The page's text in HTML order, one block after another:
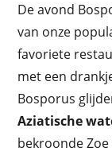
De avond
van onze
favoriete
met een
Bosporus
Aziatische
bekroonde Zoe